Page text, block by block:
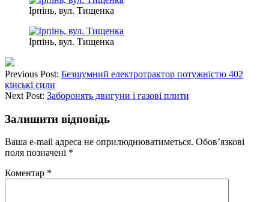
Ірпінь, вул. Тищенка
Ірпінь, вул. Тищенка
Previous Post: Безшумний електротрактор потужністю 402
кінські сили
Next Post: Заборонять двигуни і газові плити
Залишити відповідь
Ваша e-mail адреса не оприлюднюватиметься. Обов’язкові
поля позначені *
Коментар *